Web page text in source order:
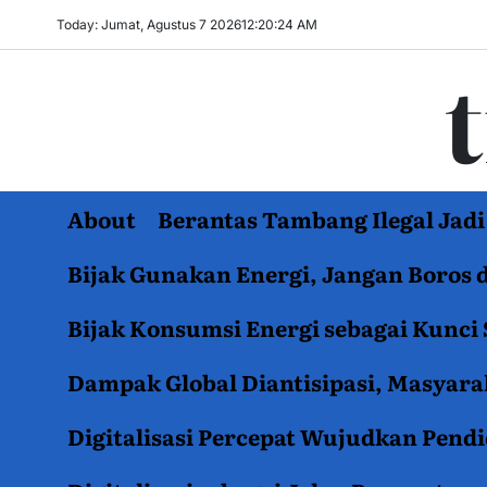
Today: Jumat, Agustus 7 202612:20:25 AM
About
Berantas Tambang Ilegal
Bijak Gunakan Energi, Jangan Boros
Bijak Konsumsi Energi sebagai
Dampak Global Diantisipasi,
Digitalisasi Percepat Wujudkan